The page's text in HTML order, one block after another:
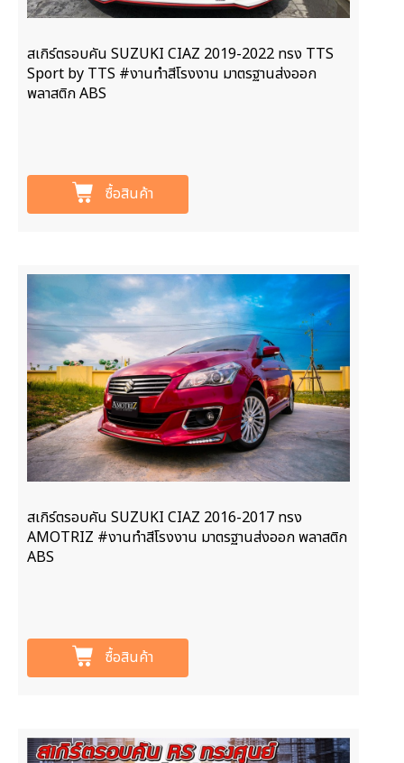
สเกิร์ตรอบคัน SUZUKI CIAZ 2019-2022 ทรง TTS
Sport by TTS #งานทำสีโรงงาน มาตรฐานส่งออก
พลาสติก ABS
ซื้อสินค้า
สเกิร์ตรอบคัน SUZUKI CIAZ 2016-2017 ทรง
AMOTRIZ #งานทำสีโรงงาน มาตรฐานส่งออก พลาสติก
ABS
ซื้อสินค้า